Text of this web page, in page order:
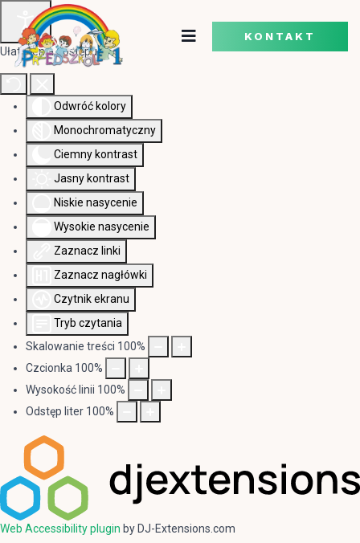
Ułatwienia dostępu
Odwróć kolory
Monochromatyczny
Ciemny kontrast
Jasny kontrast
Niskie nasycenie
Wysokie nasycenie
Zaznacz linki
Zaznacz nagłówki
Czytnik ekranu
Tryb czytania
Skalowanie treści 100%
Czcionka 100%
Wysokość linii 100%
Odstęp liter 100%
Web Accessibility plugin by DJ-Extensions.com
KONTAKT